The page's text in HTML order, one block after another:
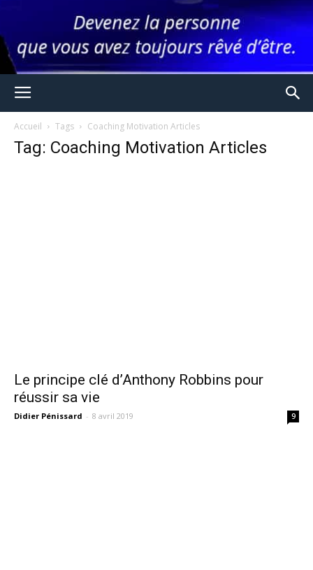
Accueil Tags Coaching Motivation Articles
Tag: Coaching Motivation Articles
Le principe clé d’Anthony Robbins pour
réussir sa vie
Didier Pénissard - 8 avril 2019 9